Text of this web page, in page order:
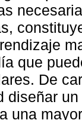
que
De
diseñar
una